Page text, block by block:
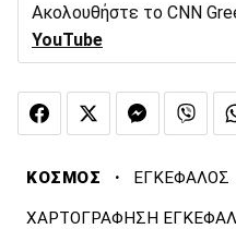
Ακολουθήστε το CNN
YouTube
ΚΟΣΜΟΣ · ΕΓΚΕΦΑΛΟΣ
ΧΑΡΤΟΓΡΑΦΗΣΗ